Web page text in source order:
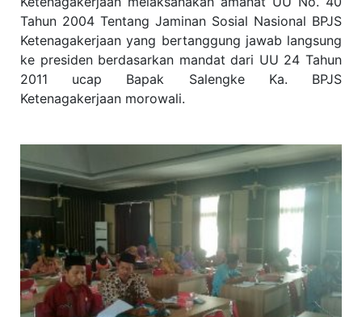
Tahun 2004 Tentang Jaminan Sosial Nasional BPJS
Ketenagakerjaan yang bertanggung jawab langsung
ke presiden berdasarkan mandat dari UU 24 Tahun
2011 ucap Bapak Salengke Ka. BPJS
Ketenagakerjaan morowali.